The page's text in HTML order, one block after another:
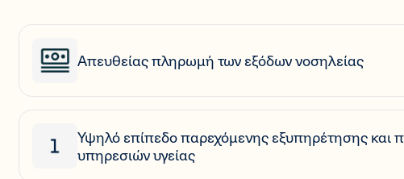
Απευθείας πληρωμή των εξόδων νοσηλείας
Υψηλό επίπεδο παρεχόμενης εξυπηρέτησης και
υπηρεσιών υγείας